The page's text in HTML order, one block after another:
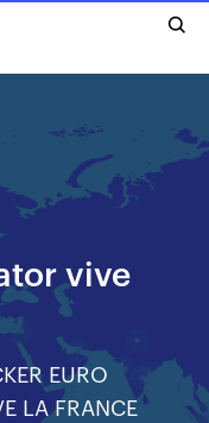
vive
EURO
LA FRANCE